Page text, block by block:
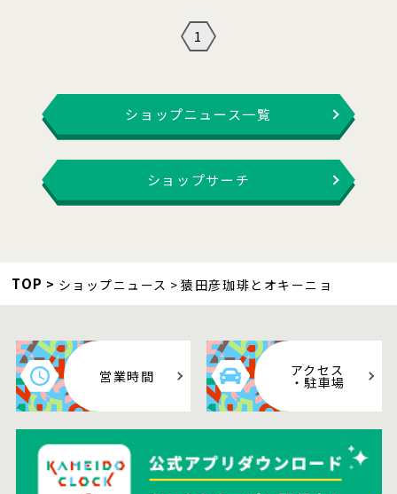
1
ショップニュース一覧
ショップサーチ
TOP ショップニュース 猿田彦珈琲とオキーニョ
営業時間 アクセス
・駐車場